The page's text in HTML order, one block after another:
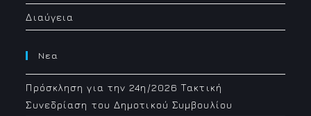
Διαύγεια
Νεα
Πρόσκληση για την 24η/2026 Τακτική
Συνεδρίαση του Δημοτικού Συμβουλίου